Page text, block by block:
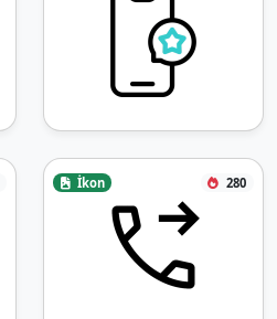
İkon 280